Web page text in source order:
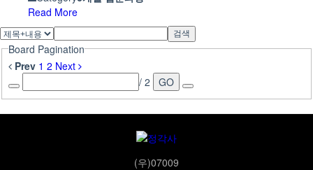
Read More
검색
Board Pagination
Prev 1 2 Next
/ 2
GO
(우)07009